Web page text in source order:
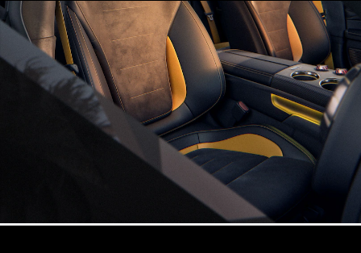
Shooting
Brake
C-Klasse
Stationcar
E-Klasse
Stationcar
E-Klasse
All-Terrain
Showroom